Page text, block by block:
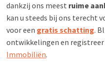
dankzij ons meest ruime
kan u steeds bij ons terecht
voor een gratis schatting.
ontwikkelingen en
Immobiliën.